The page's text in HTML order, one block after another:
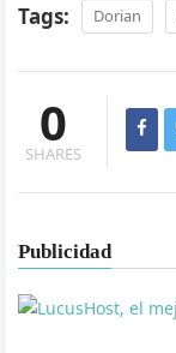
Tags: Dorian
0
SHARES
Publicidad